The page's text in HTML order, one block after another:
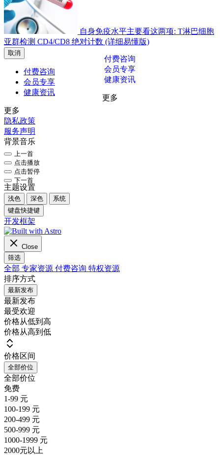
自身免疫水平主要看这两项: T淋巴细胞
亚群检测 CD4/CD8 绝对计数 (详细易懂版)
取消
付费咨询
付费咨询
会员专享
会员专享
健康资讯
健康资讯
更多
更多
隐私政策
服务声明
背景音乐
上一首
点击播放
点击暂停
下一首
主题设置
浅色 深色
系统
键盘快捷键
开发框架
Close
筛选
全部 专家资源 付费咨询 特权资源
排序方式
最新发布
最新发布
最受欢迎
价格从低到高
价格从高到低
价格区间
全部价位
全部价位
免费
1-99 元
100-199 元
200-499 元
500-999 元
1000-1999 元
2000元以上